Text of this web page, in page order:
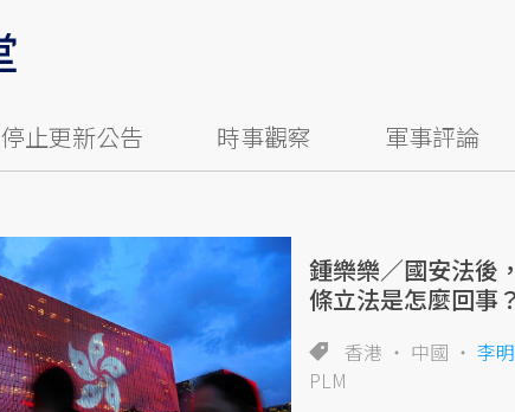
停止更新公告 時事觀察 軍事評論
鍾樂樂／國安法後
條立法是怎麼回事？
香港 中國 李
PLM